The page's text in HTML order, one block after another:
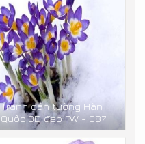
Tranh dán tường Hàn
Quốc 3D đẹp FW - 087